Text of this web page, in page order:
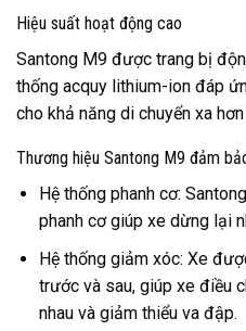
Hiệu suất hoạt động cao
Santong M9 được trang bị
thống acquy lithium-ion đáp
cho khả năng di chuyển xa
Thương hiệu Santong M9 đảm
Hệ thống phanh cơ:
phanh cơ giúp xe dừng lại
Hệ thống giảm xóc: Xe
trước và sau, giúp xe điều
nhau và giảm thiểu va đập.